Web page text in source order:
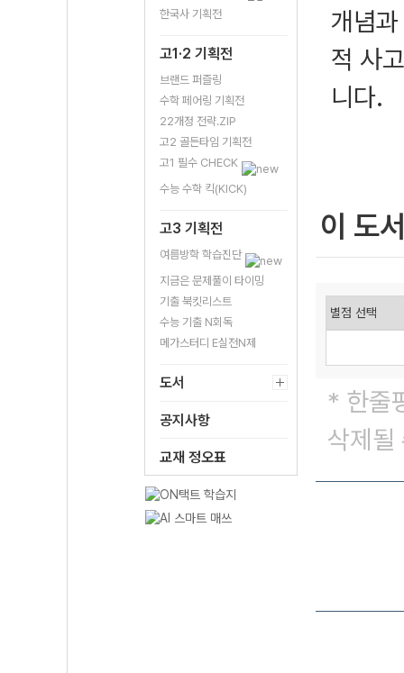
한국사 기획전
고1·2 기획전
브랜드 퍼즐링
수학 페어링 기획전
22개정 전략.ZIP
고2 골든타임 기획전
고1 필수 CHECK
수능 수학 킥(KICK)
고3 기획전
여름방학 학습진단
지금은 문제풀이 타이밍
기출 북킷리스트
수능 기출 N회독
메가스터디 E실전N제
도서
공지사항
교재 정오표
개념
적 사
니다.
이 도
* 한줄
삭제될